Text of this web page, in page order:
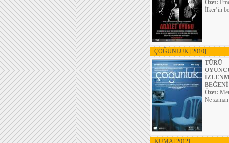
Özet:
İlker’in
ÇOĞUNLUK [2010]
TÜRÜ
BEĞENİ
Özet:
Ne
KUMA [2012]